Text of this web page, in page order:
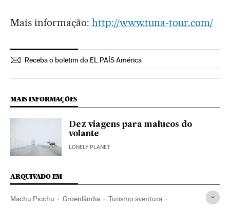
Mais informação: http://www.tuna-tour.com/
Receba o boletim do EL PAÍS América
MAIS INFORMAÇÕES
Dez viagens para malucos do
volante
LONELY PLANET
ARQUIVADO EM
Machu Picchu Groenlândia Turismo aventura